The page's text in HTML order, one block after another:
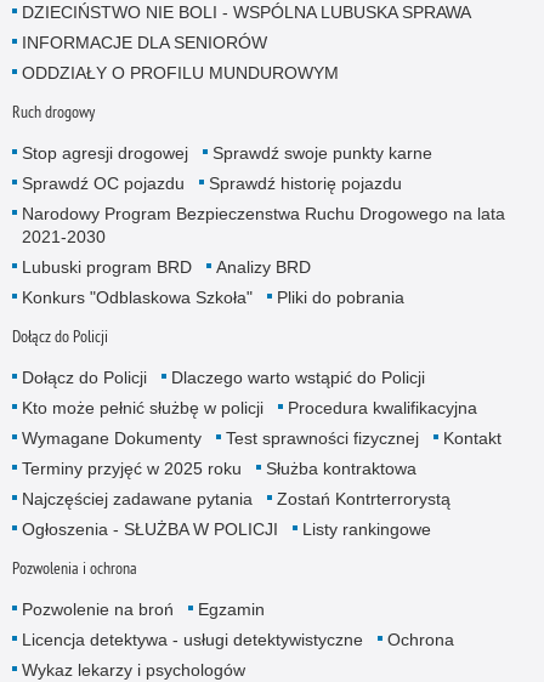
DZIECIŃSTWO NIE BOLI - WSPÓLNA LUBUSKA SPRAWA
INFORMACJE DLA SENIORÓW
ODDZIAŁY O PROFILU MUNDUROWYM
Ruch drogowy
Stop agresji drogowej
Sprawdź swoje punkty karne
Sprawdź OC pojazdu
Sprawdź historię pojazdu
Narodowy Program Bezpieczenstwa Ruchu Drogowego na lata
2021-2030
Lubuski program BRD
Analizy BRD
Konkurs "Odblaskowa Szkoła"
Pliki do pobrania
Dołącz do Policji
Dołącz do Policji
Dlaczego warto wstąpić do Policji
Kto może pełnić służbę w policji
Procedura kwalifikacyjna
Wymagane Dokumenty
Test sprawności fizycznej
Kontakt
Terminy przyjęć w 2025 roku
Służba kontraktowa
Najczęściej zadawane pytania
Zostań Kontrterrorystą
Ogłoszenia - SŁUŻBA W POLICJI
Listy rankingowe
Pozwolenia i ochrona
Pozwolenie na broń
Egzamin
Licencja detektywa - usługi detektywistyczne
Ochrona
Wykaz lekarzy i psychologów